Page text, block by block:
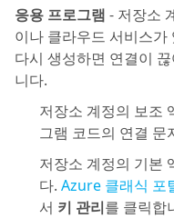
응용 프로그램 - 저장소
이나 클라우드 서비스
다시 생성하면 연결이
니다.
저장소 계정의 보조
그램 코드의 연결 문
저장소 계정의 기본
다. Azure 클래식 포
서 키 관리를 클릭합